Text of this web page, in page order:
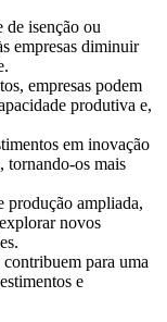
de isenção ou
empresas diminuir
empresas podem
produtiva e,
em inovação
tornando-os mais
produção ampliada,
novos
para uma
e